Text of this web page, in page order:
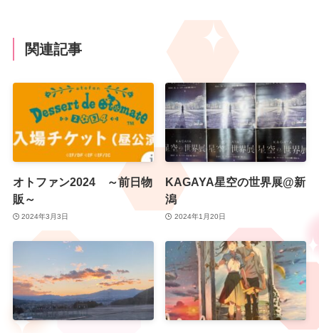
関連記事
オトファン2024 ～前日物
販～
2024年3月3日
KAGAYA星空の世界展@新
潟
2024年1月20日